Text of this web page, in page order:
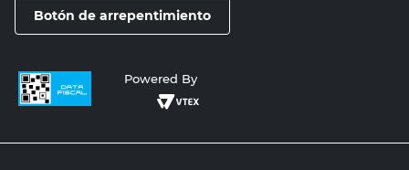
Botón de arrepentimiento
Powered By